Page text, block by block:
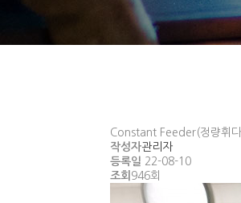
Constant Feeder(정량휘
작성자관리자
등록일 22-08-10
조회 946회